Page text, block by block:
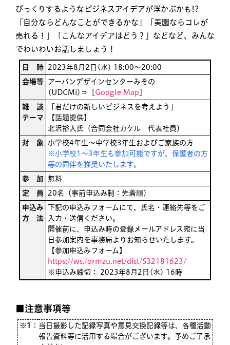
びっくりするようなビジネスアイデアが浮かぶかも!?
「自分ならどんなことができるかな」「美園ならコレが
売れる！」「こんなアイデアはどう？」などなど、みんな
でわいわいお話しましょう！
日 時
2023年8月2日(水) 18:00〜20:00
会場等
アーバンデザインセンターみその
(UDCMi)⇒［ Google Map
雑 談
テーマ
「君だけの新しいビジネスを考えよう」
【話題提供】
北沢裕人氏（合同会社カケル 代表社員）
対 象
小学校4年生～中学校3年生およびご家族の方
※小学校1～3年生も参加可能ですが、保護者の方
等の同伴を推奨いたします。
参 加
無料
定 員
20名（事前申込み制：先着順）
申込み
方 法
下記の申込みフォームにて、氏名・連絡先等をご
入力・送信ください。
開催前に、申込み時の登録メールアドレス宛に当
日参加案内を事務局よりお知らせいたします。
【参加申込みフォーム】
https://ws.formzu.net/dist/S32181623/
※申込み締切： 2023年8月2日(水) 16時
■注意事項等
※1 ： 当日撮影した記録写真や意見交換記録等は、各種活動
報告資料等に活用する場合がございます。予めご了承